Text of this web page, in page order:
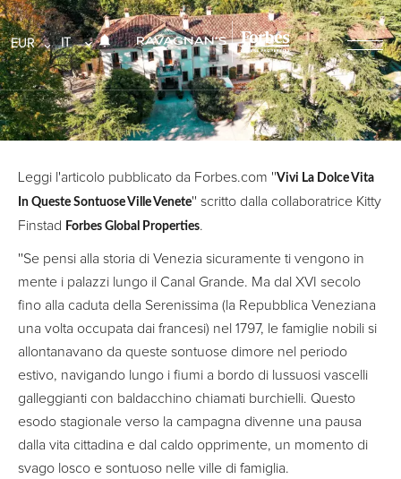
EUR IT
Leggi l'articolo pubblicato da Forbes.com ''Vivi La Dolce Vita
In Queste Sontuose Ville Venete'' scritto dalla collaboratrice Kitty
Finstad Forbes Global Properties.
''Se pensi alla storia di Venezia sicuramente ti vengono in
mente i palazzi lungo il Canal Grande. Ma dal XVI secolo
fino alla caduta della Serenissima (la Repubblica Veneziana
una volta occupata dai francesi) nel 1797, le famiglie nobili si
allontanavano da queste sontuose dimore nel periodo
estivo, navigando lungo i fiumi a bordo di lussuosi vascelli
galleggianti con baldacchino chiamati burchielli. Questo
esodo stagionale verso la campagna divenne una pausa
dalla vita cittadina e dal caldo opprimente, un momento di
svago losco e sontuoso nelle ville di famiglia.